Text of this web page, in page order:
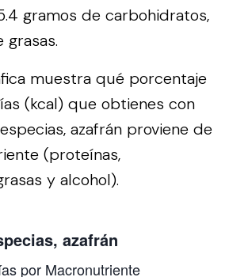
gramos de carbohidratos,
grasas.
muestra qué porcentaje
(kcal) que obtienes con
azafrán proviene de
(proteínas,
y alcohol).